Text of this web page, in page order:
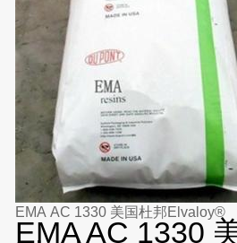
EMA AC 1330 美国杜邦Elvaloy®
EMA AC 1330